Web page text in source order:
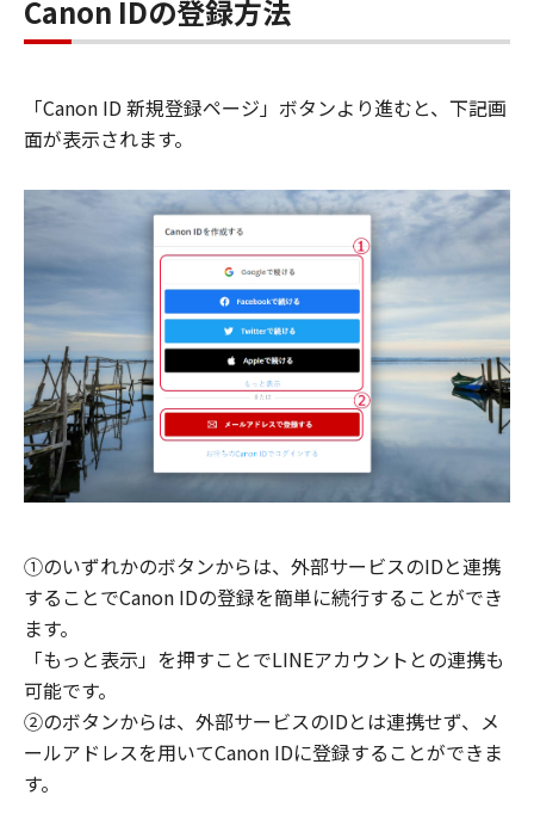
Canon IDの登録方法
「Canon ID 新規登録ページ」ボタンより進むと、下記画
面が表示されます。
①のいずれかのボタンからは、外部サービスのIDと連携
することでCanon IDの登録を簡単に続行することができ
ます。
「もっと表示」を押すことでLINEアカウントとの連携も
可能です。
②のボタンからは、外部サービスのIDとは連携せず、メ
ールアドレスを用いてCanon IDに登録することができま
す。